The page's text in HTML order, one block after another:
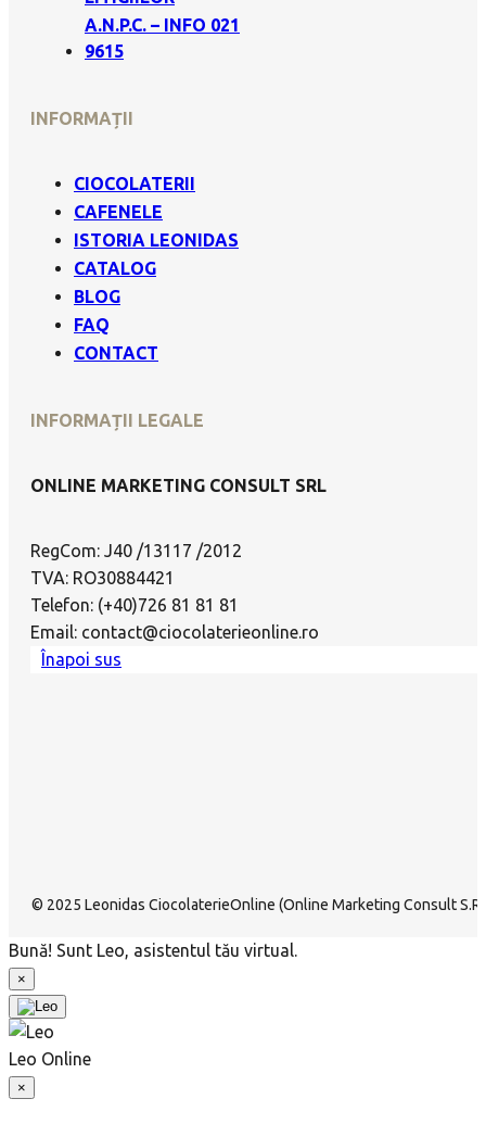
A.N.P.C. – INFO 021
9615
INFORMAȚII
CIOCOLATERII
CAFENELE
ISTORIA LEONIDAS
CATALOG
BLOG
FAQ
CONTACT
INFORMAȚII LEGALE
ONLINE MARKETING CONSULT SRL
RegCom: J40 /13117 /2012
TVA: RO30884421
Telefon: (+40)726 81 81 81
Email: contact@ciocolaterieonline.ro
Înapoi sus
© 2025 Leonidas CiocolaterieOnline (Online Marketing Consult
Bună! Sunt Leo, asistentul tău virtual.
×
Leo Online
×